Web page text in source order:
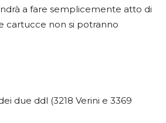
a fare semplicemente atto di
cartucce non si potranno
due ddl (3218 Verini e 3369